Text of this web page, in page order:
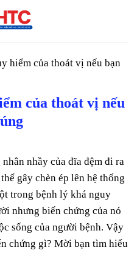
hiểm của thoát vị nếu bạn
của thoát vị nếu
nhầy của đĩa đệm đi ra
gây chèn ép lên hệ thống
trong bệnh lý khá nguy
nhưng biến chứng của nó
sống của người bệnh. Vậy
chứng gì? Mời bạn tìm hiểu